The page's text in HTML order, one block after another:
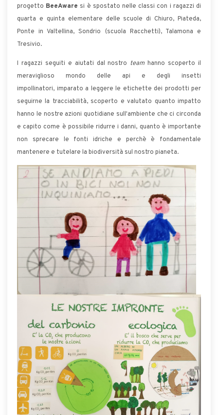
progetto BeeAware si è spostato nelle classi con i ragazzi di
quarta e quinta elementare delle scuole di Chiuro, Piateda,
Ponte in Valtellina, Sondrio (scuola Racchetti), Talamona e
Tresivio.
I ragazzi seguiti e aiutati dal nostro team hanno scoperto il
meraviglioso mondo delle api e degli insetti
impollinatori, imparato a leggere le etichette dei prodotti per
seguirne la tracciabilità, scoperto e valutato quanto impatto
hanno le nostre azioni quotidiane sull'ambiente che ci circonda
e capito come è possibile ridurre i danni, quanto è importante
non sprecare le fonti idriche e perchè è fondamentale
mantenere e tutelare la biodiversità sul nostro pianeta.